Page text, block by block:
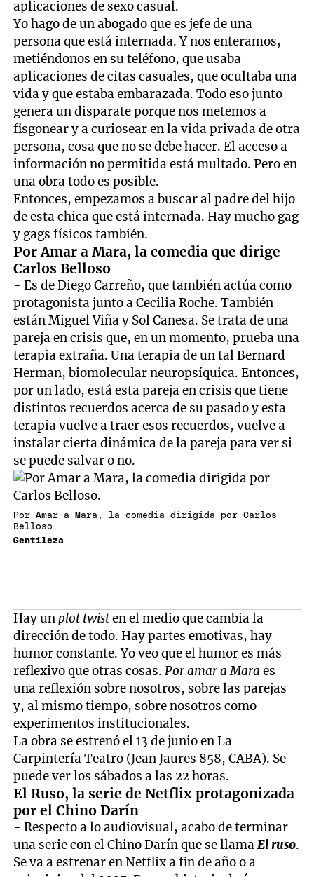
aplicaciones de sexo casual.
Yo hago de un abogado que es jefe de una
persona que está internada. Y nos enteramos,
metiéndonos en su teléfono, que usaba
aplicaciones de citas casuales, que ocultaba una
vida y que estaba embarazada. Todo eso junto
genera un disparate porque nos metemos a
fisgonear y a curiosear en la vida privada de otra
persona, cosa que no se debe hacer. El acceso a
información no permitida está multado. Pero en
una obra todo es posible.
Entonces, empezamos a buscar al padre del hijo
de esta chica que está internada. Hay mucho gag
y gags físicos también.
Por Amar a Mara, la comedia que dirige
Carlos Belloso
- Es de Diego Carreño, que también actúa como
protagonista junto a Cecilia Roche. También
están Miguel Viña y Sol Canesa. Se trata de una
pareja en crisis que, en un momento, prueba una
terapia extraña. Una terapia de un tal Bernard
Herman, biomolecular neuropsíquica. Entonces,
por un lado, está esta pareja en crisis que tiene
distintos recuerdos acerca de su pasado y esta
terapia vuelve a traer esos recuerdos, vuelve a
instalar cierta dinámica de la pareja para ver si
se puede salvar o no.
Por Amar a Mara, la comedia dirigida por Carlos
Belloso.
Gentileza
Hay unplot twisten el medio que cambia la
dirección de todo. Hay partes emotivas, hay
humor constante. Yo veo que el humor es más
reflexivo que otras cosas.Por amar a Mara es
una reflexión sobre nosotros, sobre las parejas
y, al mismo tiempo, sobre nosotros como
experimentos institucionales.
La obra se estrenó el 13 de junio en La
Carpintería Teatro (Jean Jaures 858, CABA). Se
puede ver los sábados a las 22 horas.
El Ruso, la serie de Netflix protagonizada
por el Chino Darín
- Respecto a lo audiovisual, acabo de terminar
una serie con el Chino Darín que se llamaEl ruso.
Se va a estrenar en Netflix a fin de año o a